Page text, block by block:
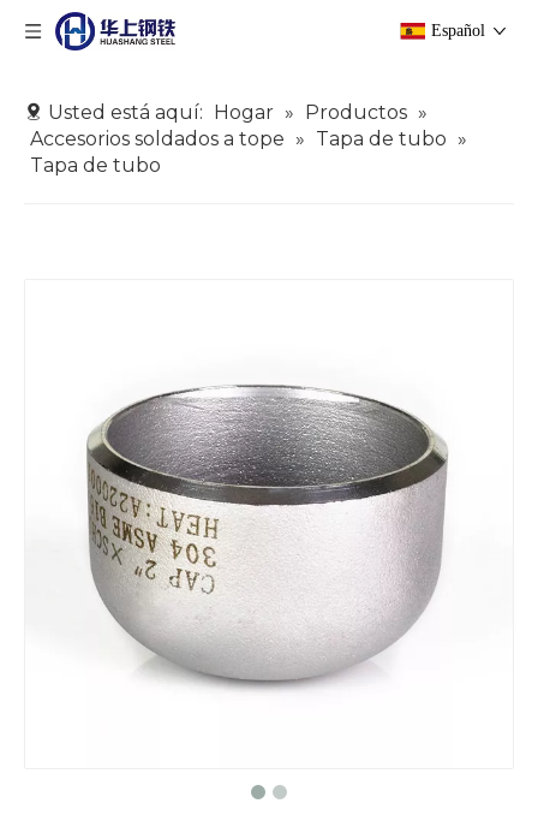
Español
Usted está aquí: Hogar » Productos »
Accesorios soldados a tope » Tapa de tubo »
Tapa de tubo